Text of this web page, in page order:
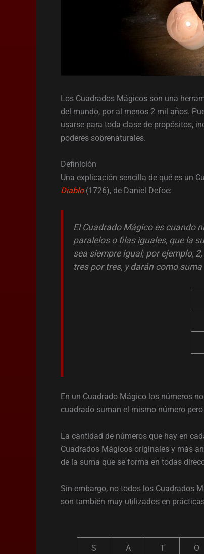
Los Cuadrados Mágicos son una
del mundo, por al menos 2 mil años.
usarse para toda clase de propósitos,
poderes sobrenaturales.
Definición
Una explicación sencilla de qué es un
Diablo(1726), de Daniel Defoe:
El Cuadrado Mágico es cuando
paralelos o filas iguales, que la
sea siempre igual; por ejemplo,
tres por tres, y darán como
En un Cuadrado Mágico los números
cuadrado suman el mismo número
La cantidad de números que hay en
Cuadrados Mágicos originales y más
de la suma que se forma en todas
Sin embargo, no todos los Cuadrados
son también muy utilizados en
S A T O